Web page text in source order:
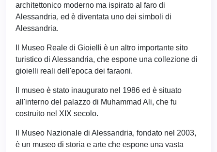
architettonico moderno ma ispirato al faro di
Alessandria, ed è diventata uno dei simboli di
Alessandria.
Il Museo Reale di Gioielli è un altro importante sito
turistico di Alessandria, che espone una collezione di
gioielli reali dell'epoca dei faraoni.
Il museo è stato inaugurato nel 1986 ed è situato
all'interno del palazzo di Muhammad Ali, che fu
costruito nel XIX secolo.
Il Museo Nazionale di Alessandria, fondato nel 2003,
è un museo di storia e arte che espone una vasta